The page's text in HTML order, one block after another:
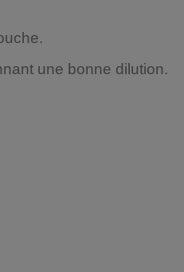
une bonne dilution.